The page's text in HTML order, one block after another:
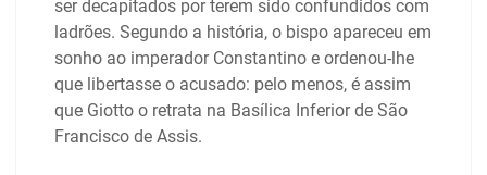
ser decapitados por terem sido confundidos com
ladrões. Segundo a história, o bispo apareceu em
sonho ao imperador Constantino e ordenou-lhe
que libertasse o acusado: pelo menos, é assim
que Giotto o retrata na Basílica Inferior de São
Francisco de Assis.